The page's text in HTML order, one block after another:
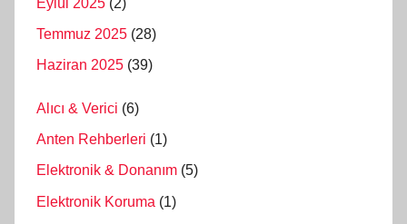
Temmuz 2025 (28)
Haziran 2025 (39)
Alıcı & Verici (6)
Anten Rehberleri (1)
Elektronik & Donanım (5)
Elektronik Koruma (1)